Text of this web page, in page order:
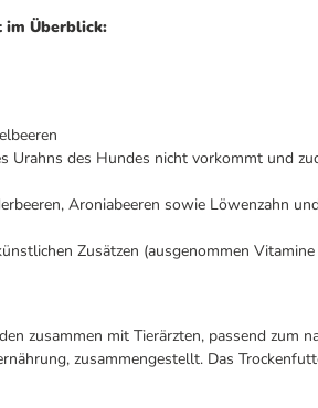
Überblick:
Urahns des Hundes nicht vorkommt und
Aroniabeeren sowie Löwenzahn
Zusätzen (ausgenommen
zusammen mit Tierärzten, passend zum
zusammengestellt. Das